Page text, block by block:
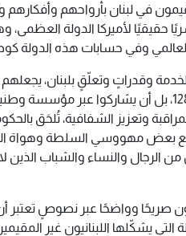
في لبنان بأرواحهم وأفكارهم
حقيقيًا لأميركا الدولة
وفي حسابات هذه الدولة
وقدراتٍ وتعلّقٍ بلبنان،
فقط في المشاركة في الانتخابات للنواب الـ128، بل أن
وتعزيز الشفافية، تُلحَق
بعض مهووسي السلطة وهواة
من الرجال والنساء والشباب
صريحًا وواضحًا عبر نصوصٍ تعتبر
التي يشكّلها اللبنانيون غير